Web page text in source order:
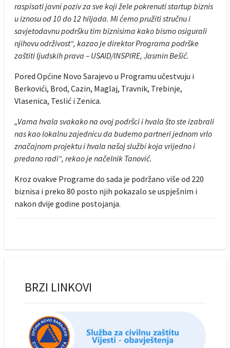
raspisati javni poziv za sve koji žele pokrenuti startup biznis
u iznosu od 10 do 12 hiljada. Mi ćemo pružiti stručnu i
savjetodavnu podršku tim biznisima kako bismo osigurali
njihovu održivost“, kazao je direktor Programa podrške
zaštiti ljudskih prava – USAID/INSPIRE, Jasmin Bešić.
Pored Općine Novo Sarajevo u Programu učestvuju i
Berkovići, Brod, Cazin, Maglaj, Travnik, Trebinje,
Vlasenica, Teslić i Zenica.
„Vama hvala svakako na ovoj podršci i hvala što ste izabrali
nas kao lokalnu zajednicu da budemo partneri jednom vrlo
značajnom projektu i hvala našoj službi koja vrijedno i
predano radi“, rekao je načelnik Tanović.
Kroz ovakve Programe do sada je podržano više od 220
biznisa i preko 80 posto njih pokazalo se uspješnim i
nakon dvije godine postojanja.
BRZI LINKOVI